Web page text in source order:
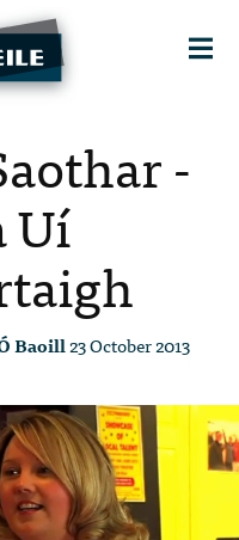
-
Uí
Baoill23 October 2013